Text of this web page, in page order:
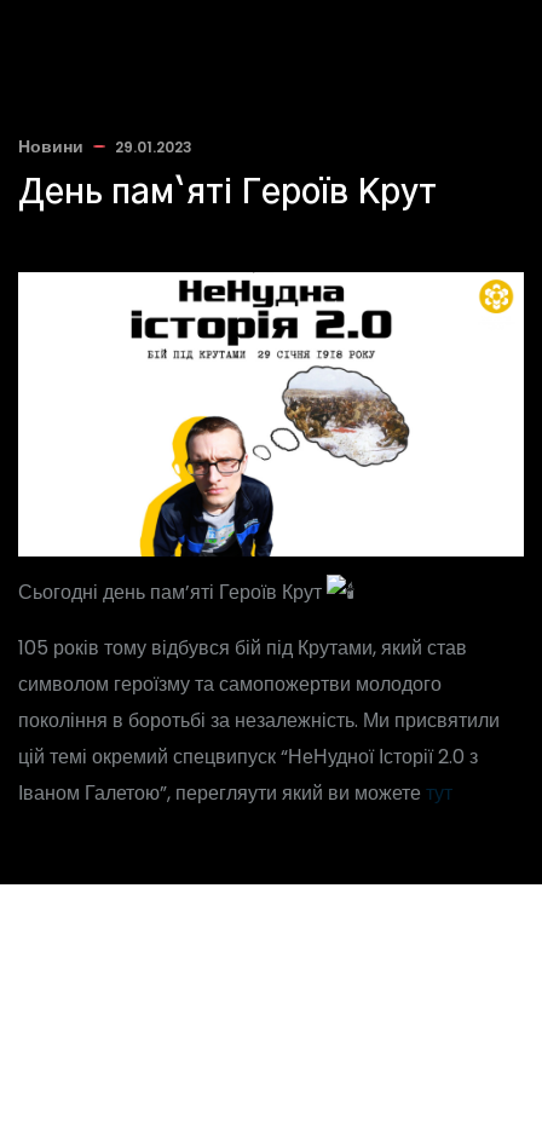
Новини 29.01.2023
День пам`яті Героїв Крут
Сьогодні день пам’яті Героїв Крут
105 років тому відбувся бій під Крутами, який став
символом героїзму та самопожертви молодого
покоління в боротьбі за незалежність. Ми присвятили
цій темі окремий спецвипуск “НеНудної Історії 2.0 з
Іваном Галетою”, перегляути який ви можете тут